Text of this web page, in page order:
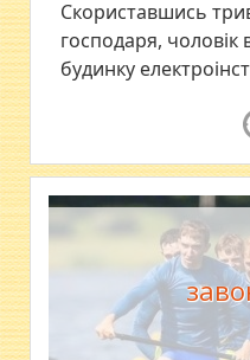
Скориставшись
господаря, чоловік
будинку